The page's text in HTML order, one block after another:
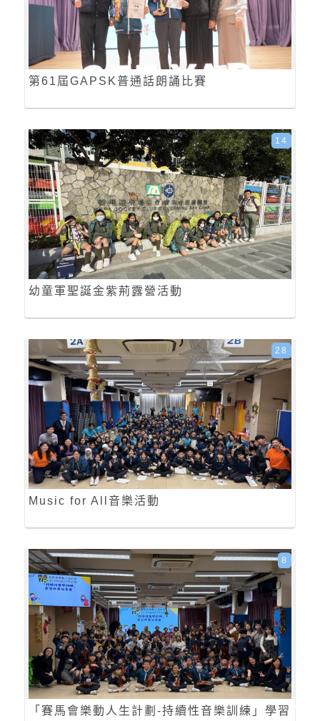
第61屆GAPSK普通話朗誦比賽
幼童軍聖誕金紫荊露營活動
14
Music for All音樂活動
28
「賽馬會樂動人生計劃-持續性音樂訓練」學習
8